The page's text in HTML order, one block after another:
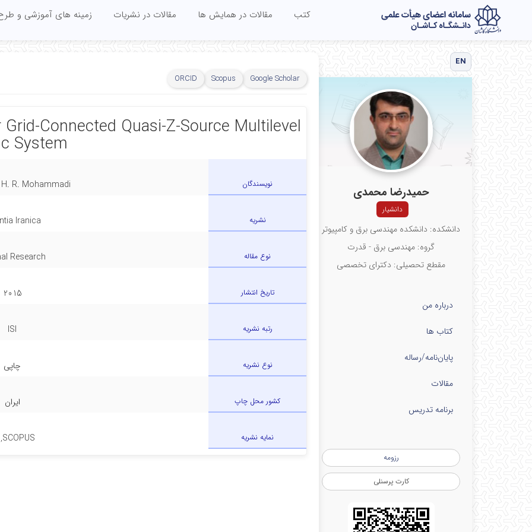
کتب مقالات در همایش ها مقالات در نشریات زمینه های آموزشی و
EN
حمیدرضا محمدی
دانشیار
دانشکده: دانشکده مهندسی برق و کامپیوتر
گروه: مهندسی برق - قدرت
مقطع تحصیلی: دکترای تخصصی
درباره من
کتاب ها
پایان‌نامه‌/رساله
مقالات
برنامه تدریس
رزومه
کارت پرسنلی
Google Scholar
Scopus
ORCID
Connected Quasi-Z-Source Multilevel
System
نویسندگان R. Mohammadi
نشریه Iranica
نوع مقاله Research
تاریخ انتشار 2015
رتبه نشریه ISI
نوع نشریه چاپی
کشور محل چاپ ایران
نمایه نشریه